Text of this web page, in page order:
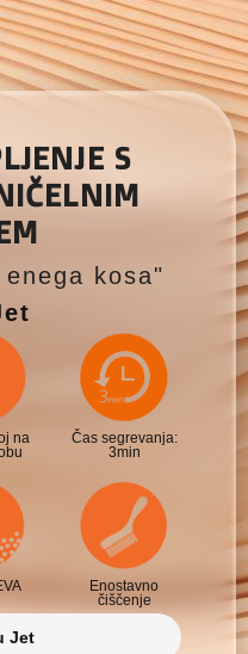
S
kosa"
na
Čas segrevanja:
3min
Enostavno
čiščenje
Jet